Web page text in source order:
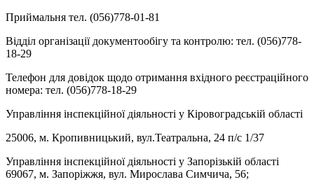
Приймальня тел. (056)778-01-81
Відділ організації документообігу та контролю: тел. (056)778-
18-29
Телефон для довідок щодо отримання вхідного реєстраційного
номера: тел. (056)778-18-29
Управління інспекційної діяльності у Кіровоградській області
25006, м. Кропивницький, вул.Театральна, 24 п/с 1/37
Управління інспекційної діяльності у Запорізькій області
69067, м. Запоріжжя, вул. Мирослава Симчича, 56;